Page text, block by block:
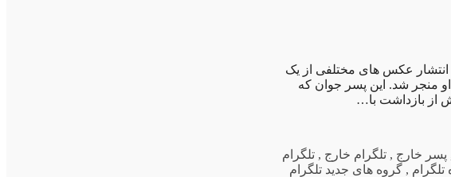
: در پاییز سال گذشته، انتشار عکس های مختلفی از یک
منجر شد. این پسر جوان که
از بازداشت با…
پسر خارج , تلگرام خارج , تلگرام
تلگرام , گروه های جدید تلگرام